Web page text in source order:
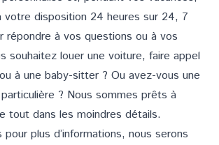
votre disposition 24 heures sur 24, 7
répondre à vos questions ou à vos
souhaitez louer une voiture, faire appel
à une baby-sitter ? Ou avez-vous une
? Nous sommes prêts à
tout dans les moindres détails.
pour plus d’informations, nous serons